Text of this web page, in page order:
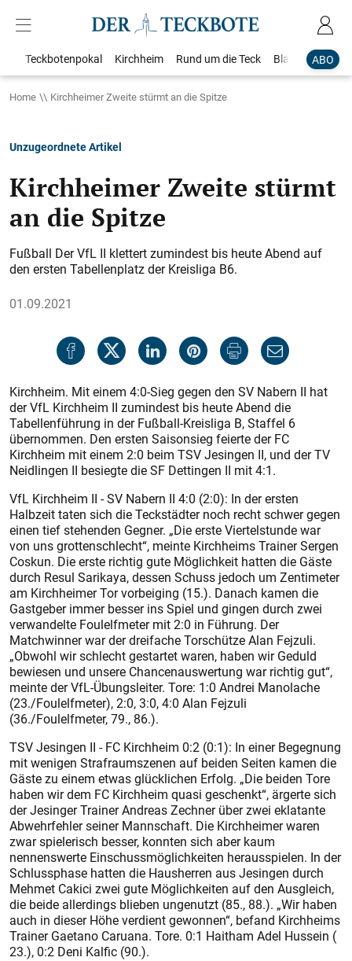
ABO
Teckbotenpokal Kirchheim Rund um die Teck Blaulicht
Home Kirchheimer Zweite stürmt an die Spitze
Unzugeordnete Artikel
Kirchheimer Zweite stürmt
an die Spitze
Fußball Der VfL II klettert zumindest bis heute Abend auf
den ersten Tabellenplatz der Kreisliga B6.
01.09.2021
Kirchheim. Mit einem 4:0-Sieg gegen den SV Nabern II hat
der VfL Kirchheim II zumindest bis heute Abend die
Tabellenführung in der Fußball-Kreisliga B, Staffel 6
übernommen. Den ersten Saisonsieg feierte der FC
Kirchheim mit einem 2:0 beim TSV Jesingen II, und der TV
Neidlingen II besiegte die SF Dettingen II mit 4:1.
VfL Kirchheim II - SV Nabern II 4:0 (2:0): In der ersten
Halbzeit taten sich die Teckstädter noch recht schwer gegen
einen tief stehenden Gegner. „Die erste Viertelstunde war
von uns grottenschlecht“, meinte Kirchheims Trainer Sergen
Coskun. Die erste richtig gute Möglichkeit hatten die Gäste
durch Resul Sarikaya, dessen Schuss jedoch um Zentimeter
am Kirchheimer Tor vorbeiging (15.). Danach kamen die
Gastgeber immer besser ins Spiel und gingen durch zwei
verwandelte Foulelfmeter mit 2:0 in Führung. Der
Matchwinner war der dreifache Torschütze Alan Fejzuli.
„Obwohl wir schlecht gestartet waren, haben wir Geduld
bewiesen und unsere Chancenauswertung war richtig gut“,
meinte der VfL-Übungsleiter. Tore: 1:0 Andrei Manolache
(23./Foulelfmeter), 2:0, 3:0, 4:0 Alan Fejzuli
(36./Foulelfmeter, 79., 86.).
TSV Jesingen II - FC Kirchheim 0:2 (0:1): In einer Begegnung
mit wenigen Strafraumszenen auf beiden Seiten kamen die
Gäste zu einem etwas glücklichen Erfolg. „Die beiden Tore
haben wir dem FC Kirchheim quasi geschenkt“, ärgerte sich
der Jesinger Trainer Andreas Zechner über zwei eklatante
Abwehrfehler seiner Mannschaft. Die Kirchheimer waren
zwar spielerisch besser, konnten sich aber kaum
nennenswerte Einschussmöglichkeiten herausspielen. In der
Schlussphase hatten die Hausherren aus Jesingen durch
Mehmet Cakici zwei gute Möglichkeiten auf den Ausgleich,
die beide allerdings blieben ungenutzt (85., 88.). „Wir haben
auch in dieser Höhe verdient gewonnen“, befand Kirchheims
Trainer Gaetano Caruana. Tore. 0:1 Haitham Adel Hussein (
23.), 0:2 Deni Kalfic (90.).